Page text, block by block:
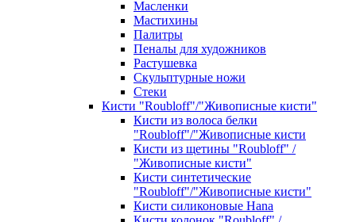
Масленки
Мастихины
Палитры
Пеналы для художников
Растушевка
Скульптурные ножи
Стеки
Кисти "Roubloff"/"Живописные кисти"
Кисти из волоса белки
"Roubloff"/"Живописные кисти
Кисти из щетины "Roubloff" /
"Живописные кисти"
Кисти синтетические
"Roubloff"/"Живописные кисти"
Кисти силиконовые Hana